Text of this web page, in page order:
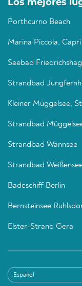
Porthcurno Beach
Marina Piccola, Capri
Seebad
Strandbad
Kleiner Müggelsee,
Strandbad
Strandbad Wannsee
Strandbad
Badeschiff Berlin
Bernsteinsee
Elster-Strand Gera